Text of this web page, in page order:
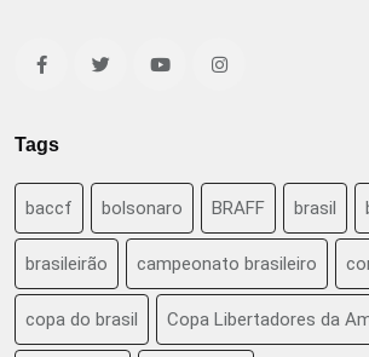
Tags
baccf bolsonaro BRAFF brasil
brasileirão campeonato brasileiro
copa do brasil Copa Libertadores da